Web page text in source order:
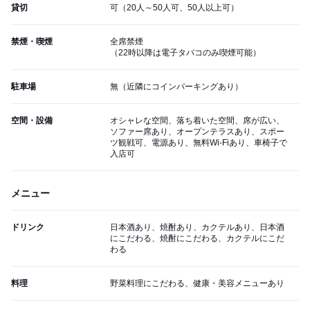
貸切 可（20人～50人可、50人以上可）
禁煙・喫煙
全席禁煙
（22時以降は電子タバコのみ喫煙可能）
駐車場 無（近隣にコインパーキングあり）
空間・設備
オシャレな空間、落ち着いた空間、席が広い、
ソファー席あり、オープンテラスあり、スポー
ツ観戦可、電源あり、無料Wi-Fiあり、車椅子で
入店可
メニュー
ドリンク
日本酒あり、焼酎あり、カクテルあり、日本酒
にこだわる、焼酎にこだわる、カクテルにこだ
わる
料理 野菜料理にこだわる、健康・美容メニューあり